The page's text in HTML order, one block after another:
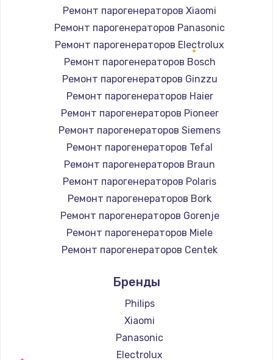
Ремонт парогенераторов Xiaomi
Ремонт парогенераторов Panasonic
Ремонт парогенераторов Electrolux
Ремонт парогенераторов Bosch
Ремонт парогенераторов Ginzzu
Ремонт парогенераторов Haier
Ремонт парогенераторов Pioneer
Ремонт парогенераторов Siemens
Ремонт парогенераторов Tefal
Ремонт парогенераторов Braun
Ремонт парогенераторов Polaris
Ремонт парогенераторов Bork
Ремонт парогенераторов Gorenje
Ремонт парогенераторов Miele
Ремонт парогенераторов Centek
Ремонт парогенераторов Hotpoint Ariston
Ремонт парогенераторов DELTA
Ремонт парогенераторов Silter
Ремонт парогенераторов Chayka
Ремонт парогенераторов Beko
Бренды
Philips
Xiaomi
Panasonic
Electrolux